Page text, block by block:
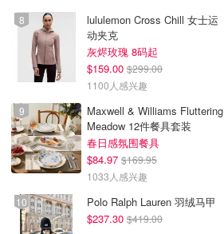
lululemon Cross Chill 女士运
动夹克
灰烬玫瑰 8码起
$159.00 $299.00
1100人感兴趣
Maxwell & Williams Fluttering
Meadow 12件餐具套装
春日感氛围餐具
$84.97 $169.95
1033人感兴趣
Polo Ralph Lauren 羽绒马甲
$237.30 $419.00